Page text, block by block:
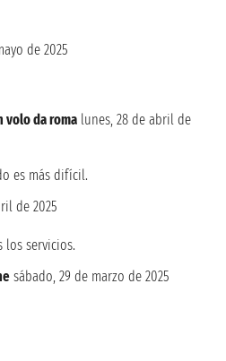
de 2025
volo da roma lunes, 28 de abril de
es más difícil.
de 2025
los servicios.
sábado, 29 de marzo de 2025